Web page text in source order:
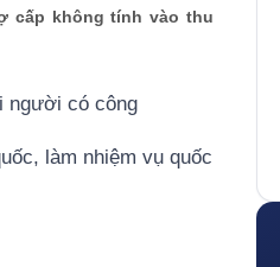
cấp không tính vào thu
người có công
làm nhiệm vụ quốc